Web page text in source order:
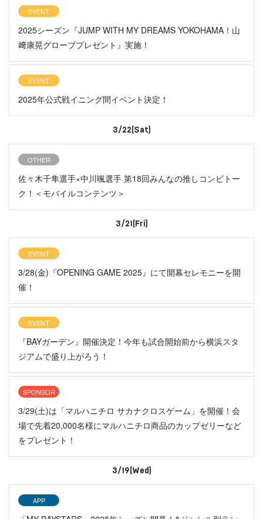
EVENT
2025シーズン『JUMP WITH MY DREAMS YOKOHAMA！山
﨑康晃グローブプレゼント』実施！
EVENT
2025年公式戦イニング間イベント決定！
3/22(Sat)
OTHER
佐々木千隼選手×中川颯選手 第18回みんなの推しコンビトー
ク！＜モバイルコンテンツ＞
3/21(Fri)
EVENT
3/28(金)『OPENING GAME 2025』にて開幕セレモニーを開
催！
EVENT
『BAYガーデン』開催決定！今年も試合開始前から横浜スタ
ジアムで盛り上がろう！
SPONSOR
3/29(土)は「マルハニチロ サカナクロスゲーム」を開催！会
場で先着20,000名様にマルハニチロ商品のカップゼリーなど
をプレゼント！
3/19(Wed)
APP